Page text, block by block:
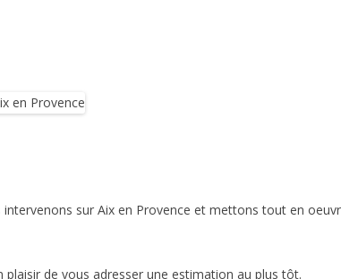
sur Aix en Provence et mettons tout en
de vous adresser une estimation au plus tôt.